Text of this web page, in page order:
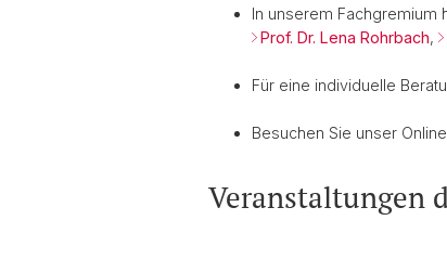
In unserem Fachgremium
Prof. Dr. Lena Rohrbach,
Für eine individuelle
Besuchen Sie unser
Veranstaltungen